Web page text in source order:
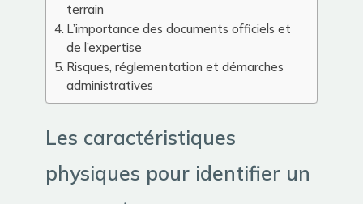
terrain
L’importance des documents officiels et
de l’expertise
Risques, réglementation et démarches
administratives
Les caractéristiques
physiques pour identifier un